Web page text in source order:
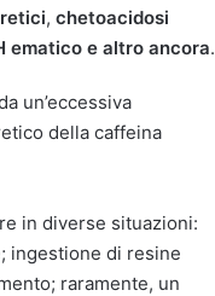
, chetoacidosi
ematico e altro ancora.
un’eccessiva
della caffeina
in diverse situazioni:
ingestione di resine
raramente, un